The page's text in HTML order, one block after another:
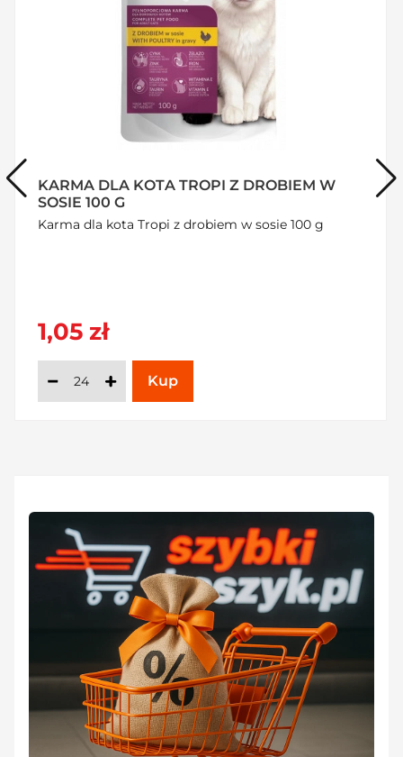
KARMA DLA KOTA TROPI Z ŁOSOSIEM W
SOSIE 100 G
Oferta hurtowa
1,05 zł